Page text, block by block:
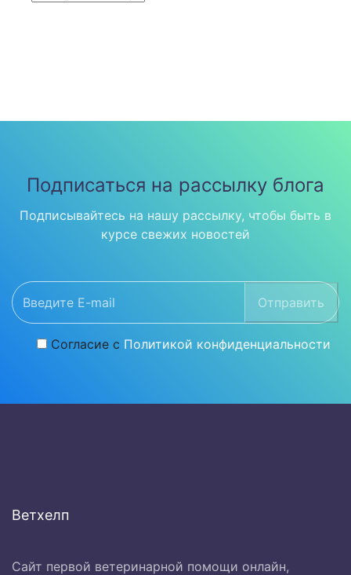
Подписаться на рассылку блога
Подписывайтесь на нашу рассылку, чтобы быть в
курсе свежих новостей
Отправить
Согласие с Политикой конфиденциальности
Ветхелп
Сайт первой ветеринарной помощи онлайн,